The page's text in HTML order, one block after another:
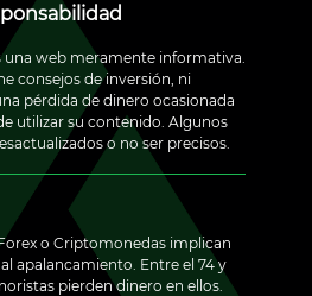
web meramente informativa.
consejos de inversión, ni
pérdida de dinero ocasionada
utilizar su contenido. Algunos
o no ser precisos.
o Criptomonedas implican
apalancamiento. Entre el 74 y
pierden dinero en ellos.